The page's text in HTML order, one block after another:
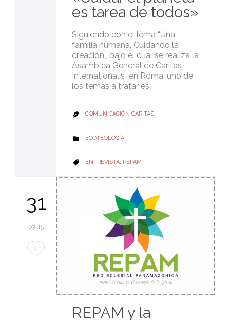
es tarea de todos»
Siguiendo con el lema “Una
familia humana, Cuidando la
creación”, bajo el cual se realiza la
Asamblea General de Caritas
Internationalis en Roma, uno de
los temas a tratar es…
 COMUNICACIÓN CÁRITAS
 CATEGORY
ECOTEOLOGÍA
 CATEGORY
ENTREVISTA, REPAM
31
03 '15
Love
0
REPAM y la